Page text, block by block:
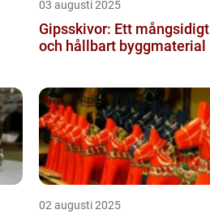
03 augusti 2025
Gipsskivor: Ett mångsidigt
och hållbart byggmaterial
02 augusti 2025